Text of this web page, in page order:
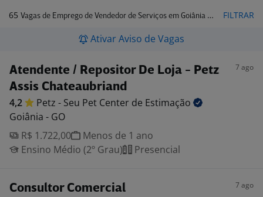
65 Vagas de Emprego de Vendedor de Serviços em Goiânia - GO FILTRAR
Ativar Aviso de Vagas
Atendente / Repositor De Loja - Petz
Assis Chateaubriand
7 ago
4,2 Petz - Seu Pet Center de Estimação
Goiânia - GO
R$ 1.722,00
Menos de 1 ano
Ensino Médio (2º Grau)
Presencial
Consultor Comercial 7 ago